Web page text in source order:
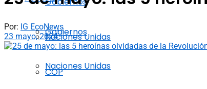
Naciones Unidas
COP
Gobiernos
Naciones Unidas
Por: IG EcoNews
23 mayo, 2024